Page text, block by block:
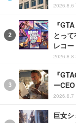
2026.8.6
『
とっ
レコ
2026.8.8
『
ー
2026.8.7
巨女シ